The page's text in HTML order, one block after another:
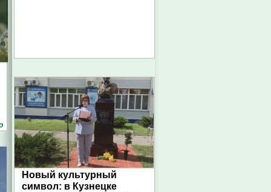
Новый культурный
символ: в Кузнецке